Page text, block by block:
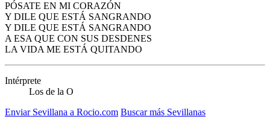
PÓSATE EN MI CORAZÓN
Y DILE QUE ESTÁ SANGRANDO
Y DILE QUE ESTÁ SANGRANDO
A ESA QUE CON SUS DESDENES
LA VIDA ME ESTÁ QUITANDO
Intérprete
Los de la O
Enviar Sevillana a Rocio.com Buscar más Sevillanas